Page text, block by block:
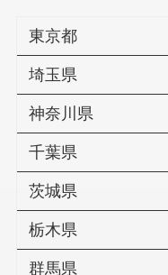
東京都
埼玉県
神奈川県
千葉県
茨城県
栃木県
群馬県